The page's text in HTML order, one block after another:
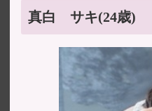
真白 サキ(24歳)